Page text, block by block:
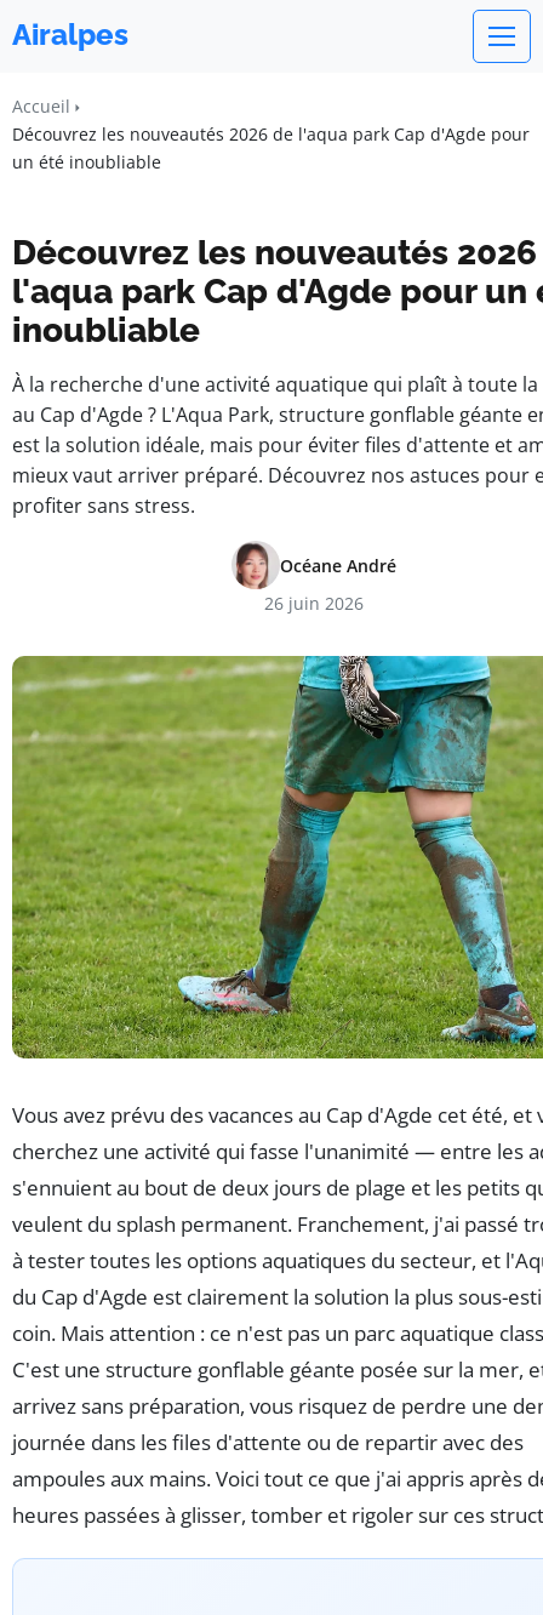
Airalpes
Accueil
Découvrez les nouveautés 2026 de l'aqua park Cap d'Agde pour
un été inoubliable
Découvrez les nouveautés
l'aqua park Cap d'Agde pour un
inoubliable
À la recherche d'une activité aquatique qui plaît à toute
au Cap d'Agde ? L'Aqua Park, structure gonflable géante
est la solution idéale, mais pour éviter files d'attente et
mieux vaut arriver préparé. Découvrez nos astuces pour
profiter sans stress.
Océane André
26 juin 2026
Vous avez prévu des vacances au Cap d'Agde cet été, et
cherchez une activité qui fasse l'unanimité — entre les
s'ennuient au bout de deux jours de plage et les petits
veulent du splash permanent. Franchement, j'ai passé
à tester toutes les options aquatiques du secteur, et
du Cap d'Agde est clairement la solution la plus sous-
coin. Mais attention : ce n'est pas un parc aquatique
C'est une structure gonflable géante posée sur la mer,
arrivez sans préparation, vous risquez de perdre une
journée dans les files d'attente ou de repartir avec des
ampoules aux mains. Voici tout ce que j'ai appris après
heures passées à glisser, tomber et rigoler sur ces